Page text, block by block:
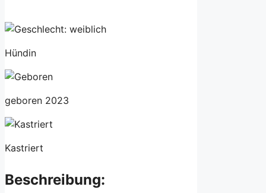
Hündin
geboren 2023
Kastriert
Beschreibung: